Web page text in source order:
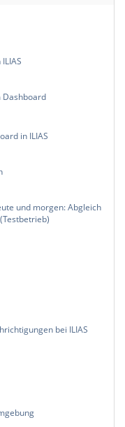
Dashboard
in ILIAS
und morgen: Abgleich
bei ILIAS